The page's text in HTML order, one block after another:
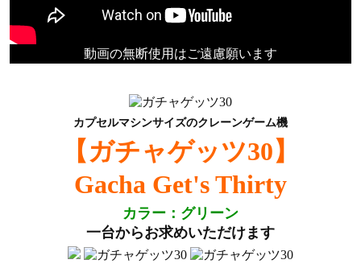
動画の無断使用はご遠慮願います
カプセルマシンサイズのクレーンゲーム機
【ガチャゲッツ30】
Gacha Get's Thirty
カラー：グリーン
一台からお求めいただけます